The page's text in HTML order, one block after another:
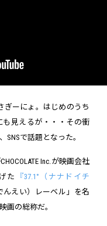
ぎーにょ。はじめのうち
も見えるが・・・その衝
で話題となった。
Inc.が映画会社
た
『37.1°（ナナドイチ
えい）レーベル」を名
画の総称だ。